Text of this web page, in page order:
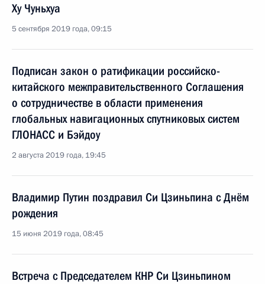
Ху Чуньхуа
5 сентября 2019 года, 09:15
Подписан закон о ратификации российско-
китайского межправительственного Соглашения
о сотрудничестве в области применения
глобальных навигационных спутниковых систем
ГЛОНАСС и Бэйдоу
2 августа 2019 года, 19:45
Владимир Путин поздравил Си Цзиньпина с Днём
рождения
15 июня 2019 года, 08:45
Встреча с Председателем КНР Си Цзиньпином